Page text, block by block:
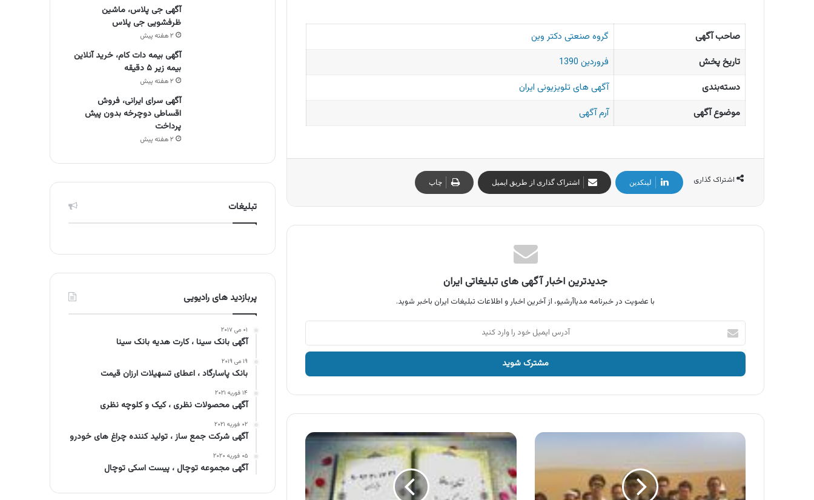
صاحب آگهی
گروه صنعتی دکتر وین
تاریخ پخش
فروردین 1390
دسته‌بندی
آگهی های تلویزیونی ایران
موضوع آگهی
آرم آگهی
اشتراک گذاری لینکدین اشتراک گذاری از طریق ایمیل چاپ
جدیدترین اخبار آگهی های تبلیغاتی ایران
با عضویت در خبرنامه مدیاآرشیو، از آخرین اخبار و اطلاعات تبلیغات ایران باخبر شوید.
آدرس
ایمیل
خود
وارد
آگهی
شما
آگهی
تفالی
بر
حافظ
با
آگهی جی پلاس، ماشین
ظرفشویی جی پلاس
۲ هفته پیش
آگهی بیمه دات کام، خرید آنلاین
بیمه زیر ۵ دقیقه
۲ هفته پیش
آگهی سرای ایرانی، فروش
اقساطی دوچرخه بدون پیش
پرداخت
۲ هفته پیش
تبلیغات
پربازدید های رادیویی
۰۱ می ۲۰۱۷
آگهی بانک سینا ، کارت هدیه بانک سینا
۱۹ می ۲۰۱۹
بانک پاسارگاد ، اعطای تسهیلات ارزان قیمت
۱۴ فوریه ۲۰۲۱
آگهی محصولات نظری ، کیک و کلوچه نظری
۰۲ فوریه ۲۰۲۱
آگهی شرکت جمع ساز ، تولید کننده چراغ های خودرو
۰۵ فوریه ۲۰۲۰
آگهی مجموعه توچال ، پیست اسکی توچال